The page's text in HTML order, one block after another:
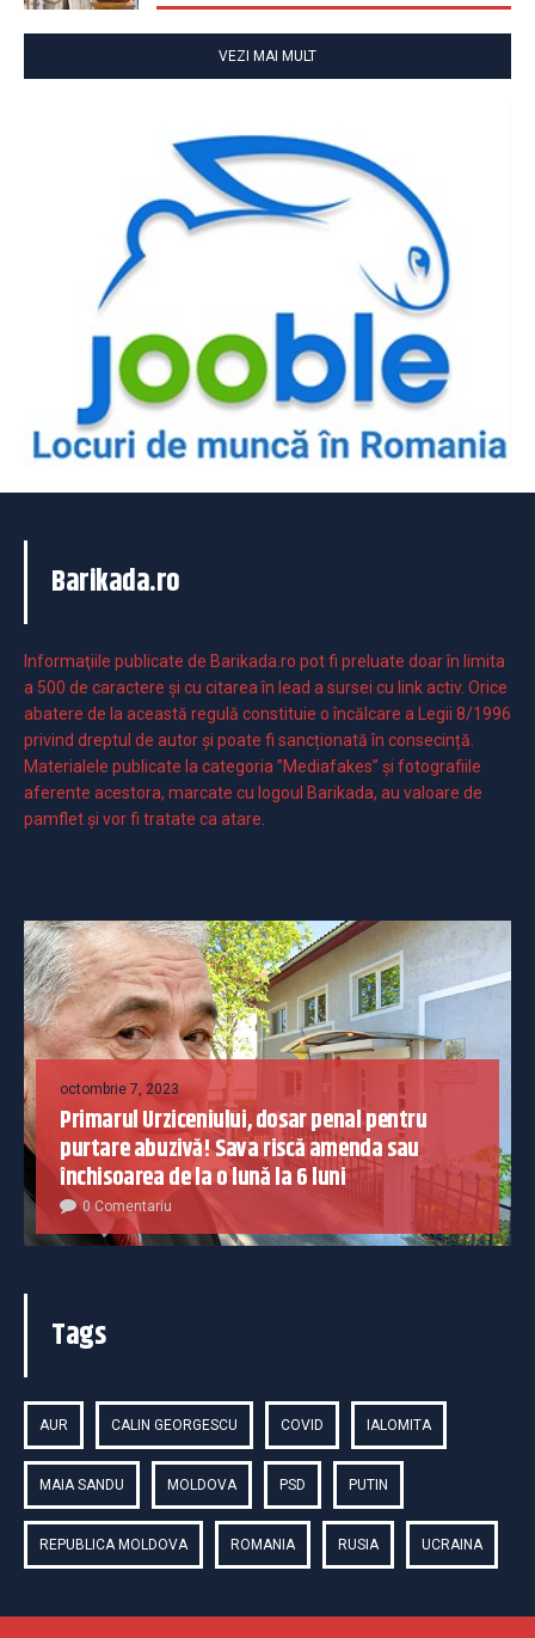
VEZI MAI MULT
Barikada.ro
Informaţiile publicate de Barikada.ro pot fi preluate doar în limita
a 500 de caractere şi cu citarea în lead a sursei cu link activ. Orice
abatere de la această regulă constituie o încălcare a Legii 8/1996
privind dreptul de autor și poate fi sancționată în consecință.
Materialele publicate la categoria ”Mediafakes” și fotografiile
aferente acestora, marcate cu logoul Barikada, au valoare de
pamflet și vor fi tratate ca atare.
octombrie 7, 2023
Primarul Urziceniului, dosar penal pentru
purtare abuzivă! Sava riscă amenda sau
închisoarea de la o lună la 6 luni
0 Comentariu
Tags
AUR CALIN GEORGESCU COVID IALOMITA
MAIA SANDU MOLDOVA PSD PUTIN
REPUBLICA MOLDOVA ROMANIA RUSIA UCRAINA